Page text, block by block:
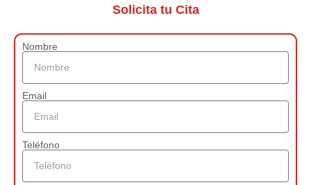
Solicita tu Cita
Nombre
Email
Teléfono